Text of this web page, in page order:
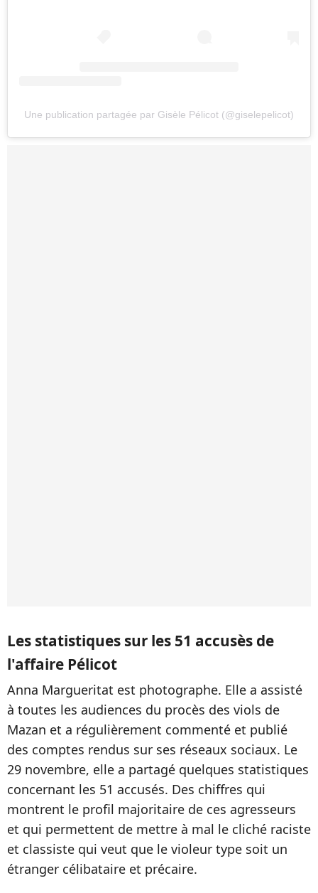
Une publication partagée par Gisèle Pélicot (@giselepelicot)
Les statistiques sur les 51 accusès de
l'affaire Pélicot
Anna Margueritat est photographe. Elle a assisté
à toutes les audiences du procès des viols de
Mazan et a régulièrement commenté et publié
des comptes rendus sur ses réseaux sociaux. Le
29 novembre, elle a partagé quelques statistiques
concernant les 51 accusés. Des chiffres qui
montrent le profil majoritaire de ces agresseurs
et qui permettent de mettre à mal le cliché raciste
et classiste qui veut que le violeur type soit un
étranger célibataire et précaire.